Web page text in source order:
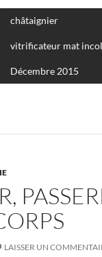
châtaignier
vitrificateur mat
Décembre 2015
LAISSER UN